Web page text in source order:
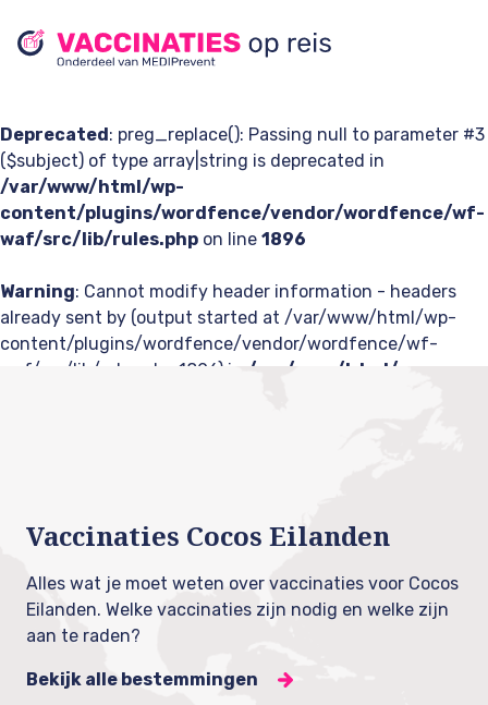
Deprecated: preg_replace(): Passing null to parameter #3
($subject) of type array|string is deprecated in
/var/www/html/wp-
content/plugins/wordfence/vendor/wordfence/wf-
waf/src/lib/rules.php on line 1896
Warning: Cannot modify header information - headers
already sent by (output started at /var/www/html/wp-
content/plugins/wordfence/vendor/wordfence/wf-
waf/src/lib/rules.php:1896) in
/var/www/html/wp-
Vaccinaties Cocos Eilanden
Alles wat je moet weten over vaccinaties voor Cocos
Eilanden. Welke vaccinaties zijn nodig en welke zijn
aan te raden?
Bekijk alle bestemmingen